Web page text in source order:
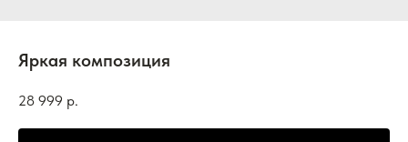
Яркая композиция
28 999 р.